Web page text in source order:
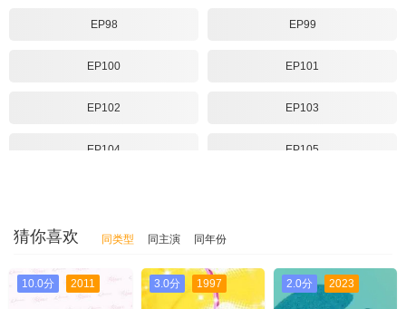
EP98 EP99
EP100 EP101
EP102 EP103
EP104 EP105
EP108
EP110 EP111
猜你喜欢 同类型 同主演 同年份
10.0分 2011 3.0分 1997 2.0分 2023